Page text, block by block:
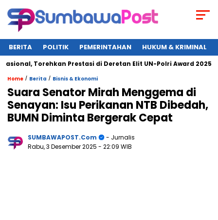
BERITA POLITIK PEMERINTAHAN HUKUM & KRIMINAL
Torehkan Prestasi di Deretan Elit UN-Polri Award 2025
Home / Berita / Bisnis & Ekonomi
Suara Senator Mirah Menggema di
Senayan: Isu Perikanan NTB Dibedah,
BUMN Diminta Bergerak Cepat
SUMBAWAPOST.com
- Jurnalis
Rabu, 3 Desember 2025 - 22:09 WIB